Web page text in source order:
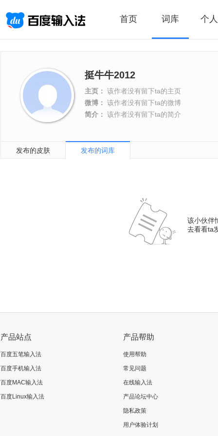
首页 词库 个
挺牛牛2012
主页： 该作者没有留下ta的主页
微博： 该作者没有留下ta的微博
简介： 该作者没有留下ta的简介
发布的皮肤 发布的词库
该小伙伴
去看看ta
产品站点
百度五笔输入法
百度手机输入法
百度MAC输入法
百度Linux输入法
产品帮助
使用帮助
常见问题
在线输入法
产品论坛中心
隐私政策
用户体验计划